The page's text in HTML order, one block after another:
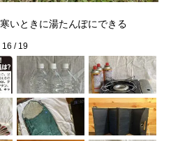
いときに湯たんぽにできる
16 / 19